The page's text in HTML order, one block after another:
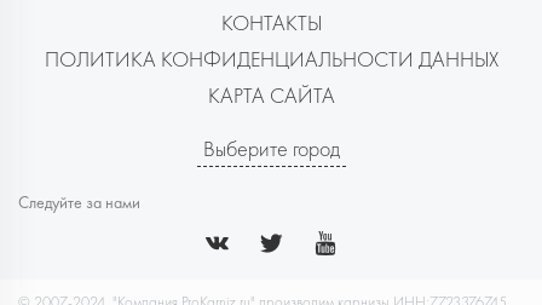
КОНТАКТЫ
ПОЛИТИКА КОНФИДЕНЦИАЛЬНОСТИ ДАННЫХ
КАРТА САЙТА
Выберите город
Следуйте за нами